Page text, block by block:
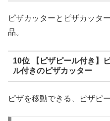
ピザカッターとピザカッタ
品。
10位 【ピザピール付き】
ル付きのピザカッター
ピザを移動できる、ピザピ